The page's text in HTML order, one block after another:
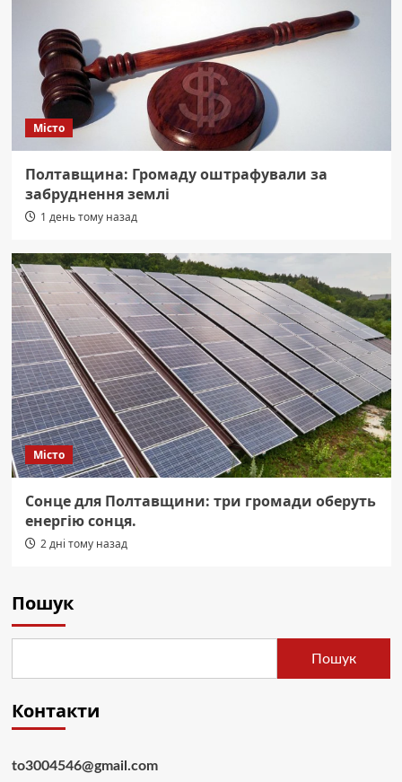
Місто
Полтавщина: Громаду оштрафували за
забруднення землі
1 день тому назад
Місто
Сонце для Полтавщини: три громади оберуть
енергію сонця.
2 дні тому назад
Пошук
Пошук
Контакти
to3004546@gmail.com